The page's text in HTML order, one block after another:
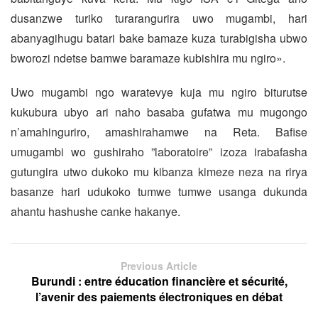
dusanzwe turiko turarangurira uwo mugambi, hari
abanyagihugu batari bake bamaze kuza turabigisha ubwo
bworozi ndetse bamwe baramaze kubishira mu ngiro».
Uwo mugambi ngo waratevye kuja mu ngiro biturutse
kukubura ubyo ari naho basaba gufatwa mu mugongo
n’amahinguriro, amashirahamwe na Reta. Bafise
umugambi wo gushiraho ”laboratoire” izoza irabafasha
gutungira utwo dukoko mu kibanza kimeze neza na rirya
basanze hari udukoko tumwe tumwe usanga dukunda
ahantu hashushe canke hakanye.
Previous Article
Burundi : entre éducation financière et sécurité,
l’avenir des paiements électroniques en débat